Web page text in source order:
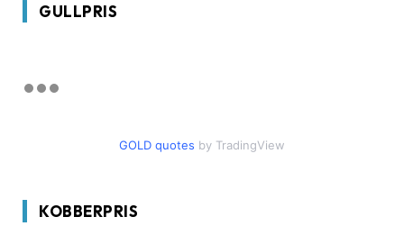
GULLPRIS
GOLD quotes by TradingView
KOBBERPRIS